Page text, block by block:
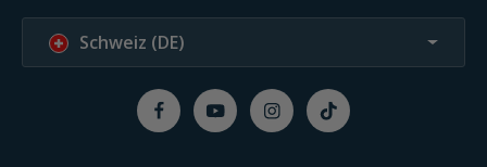
Schweiz (DE)